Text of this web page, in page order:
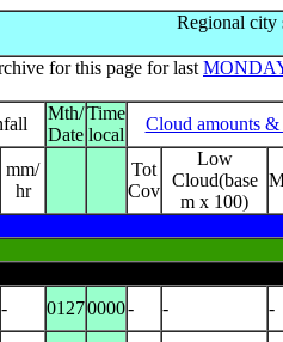
Regional city
for this page for last
Mth/
Date
Time
local
Cloud amounts &
mm/
hr
Tot
Cov
Low
Cloud(base
m x 100)
- 01270000- - -